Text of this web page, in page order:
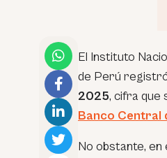
El Instituto
de Perú
2025, cifra que
Banco Central
No obstante, en